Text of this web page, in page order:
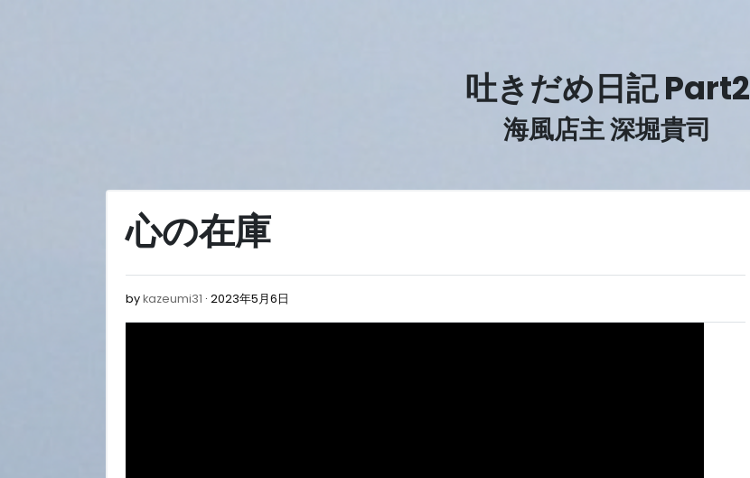
吐きだめ日記 Part2
海風店主 深堀貴司
心の在庫
bykazeumi31 2023年5月6日